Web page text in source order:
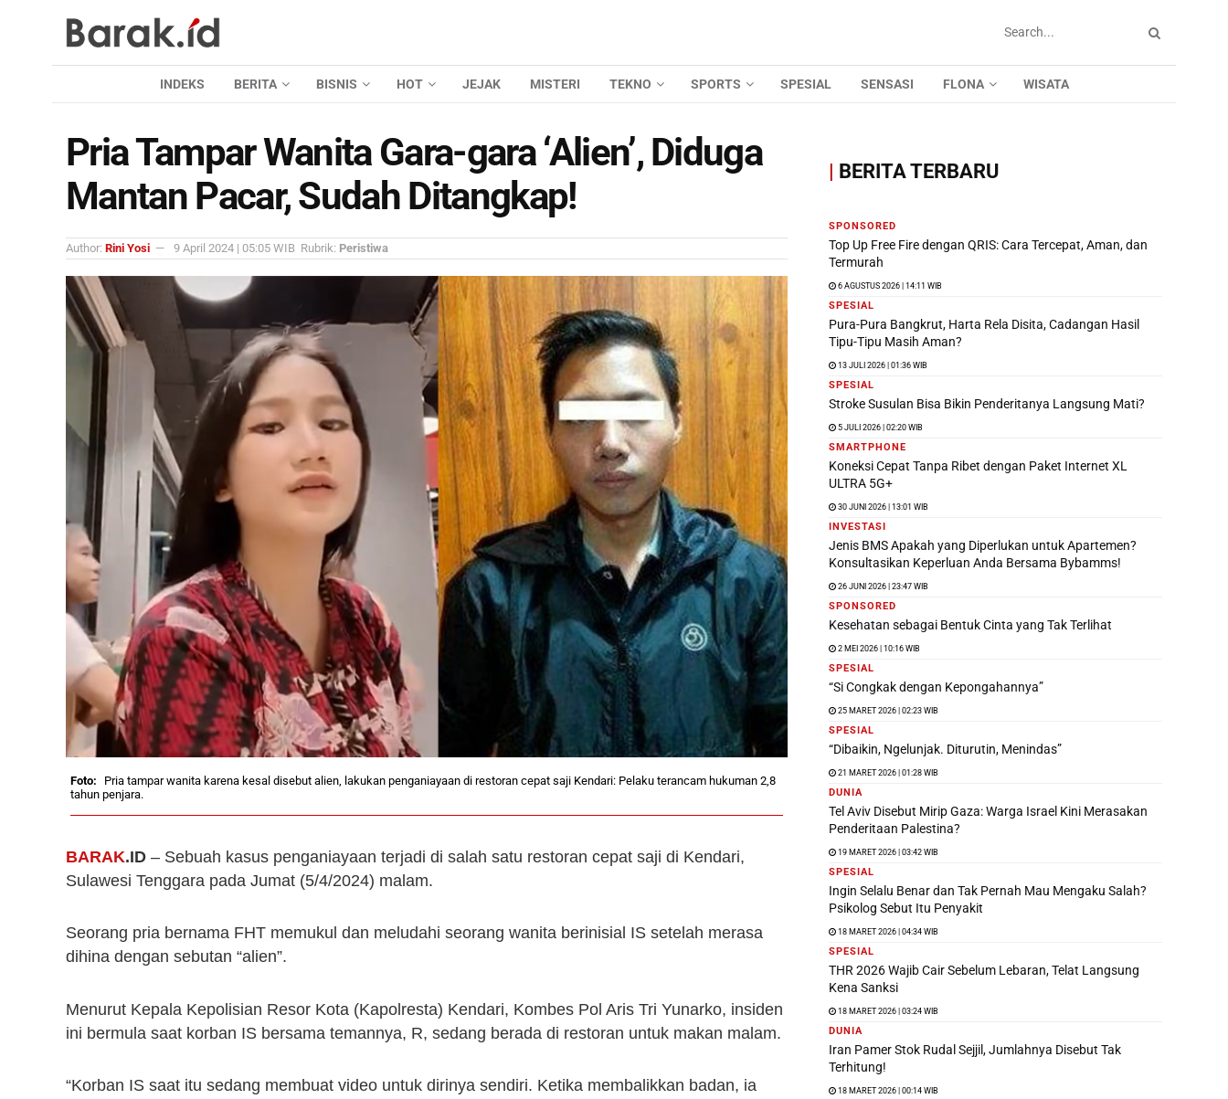
INDEKS BERITA BISNIS HOT JEJAK MISTERI TEKNO SPORTS SPESIAL SENSASI FLONA WISATA
Pria Tampar Wanita Gara-gara ‘Alien’, Diduga
Mantan Pacar, Sudah Ditangkap!
Author: Rini Yosi 9 April 2024 | 05:05 WIB Rubrik: Peristiwa
Pria tampar wanita karena kesal disebut alien, lakukan penganiayaan di restoran cepat saji Kendari: Pelaku terancam hukuman 2,8
tahun penjara.
BARAK.ID – Sebuah kasus penganiayaan terjadi di salah satu restoran cepat saji di Kendari,
Sulawesi Tenggara pada Jumat (5/4/2024) malam.
Seorang pria bernama FHT memukul dan meludahi seorang wanita berinisial IS setelah merasa
dihina dengan sebutan “alien”.
Menurut Kepala Kepolisian Resor Kota (Kapolresta) Kendari, Kombes Pol Aris Tri Yunarko, insiden
ini bermula saat korban IS bersama temannya, R, sedang berada di restoran untuk makan malam.
“Korban IS saat itu sedang membuat video untuk dirinya sendiri. Ketika membalikkan badan, ia
| BERITA TERBARU
SPONSORED
Top Up Free Fire dengan QRIS: Cara Tercepat, Aman, dan
Termurah
6 AGUSTUS 2026 | 14:11 WIB
SPESIAL
Pura-Pura Bangkrut, Harta Rela Disita, Cadangan Hasil
Tipu-Tipu Masih Aman?
13 JULI 2026 | 01:36 WIB
SPESIAL
Stroke Susulan Bisa Bikin Penderitanya Langsung Mati?
5 JULI 2026 | 02:20 WIB
SMARTPHONE
Koneksi Cepat Tanpa Ribet dengan Paket Internet XL
ULTRA 5G+
30 JUNI 2026 | 13:01 WIB
INVESTASI
Jenis BMS Apakah yang Diperlukan untuk Apartemen?
Konsultasikan Keperluan Anda Bersama Bybamms!
26 JUNI 2026 | 23:47 WIB
SPONSORED
Kesehatan sebagai Bentuk Cinta yang Tak Terlihat
2 MEI 2026 | 10:16 WIB
SPESIAL
“Si Congkak dengan Kepongahannya”
25 MARET 2026 | 02:23 WIB
SPESIAL
“Dibaikin, Ngelunjak. Diturutin, Menindas”
21 MARET 2026 | 01:28 WIB
DUNIA
Tel Aviv Disebut Mirip Gaza: Warga Israel Kini Merasakan
Penderitaan Palestina?
19 MARET 2026 | 03:42 WIB
SPESIAL
Ingin Selalu Benar dan Tak Pernah Mau Mengaku Salah?
Psikolog Sebut Itu Penyakit
18 MARET 2026 | 04:34 WIB
SPESIAL
THR 2026 Wajib Cair Sebelum Lebaran, Telat Langsung
Kena Sanksi
18 MARET 2026 | 03:24 WIB
DUNIA
Iran Pamer Stok Rudal Sejjil, Jumlahnya Disebut Tak
Terhitung!
18 MARET 2026 | 00:14 WIB